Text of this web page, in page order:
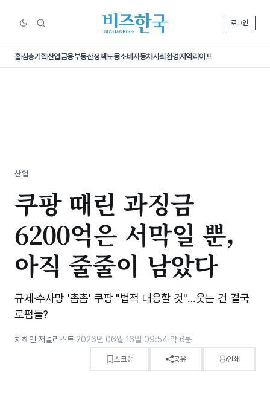
로그인
홈심층기획산업금융부동산정책노동소비 자동차사회환경지역라이프
산업
쿠팡 때린 과징금
6200억은 서막일 뿐,
아직 줄줄이 남았다
규제·수사망 '촘촘' ​쿠팡 "법적 대응할 것"…웃는 건 결국
로펌들?
차해인 저널리스트·2026년 06월 16일 09:54·약 6분
스크랩 공유 인쇄